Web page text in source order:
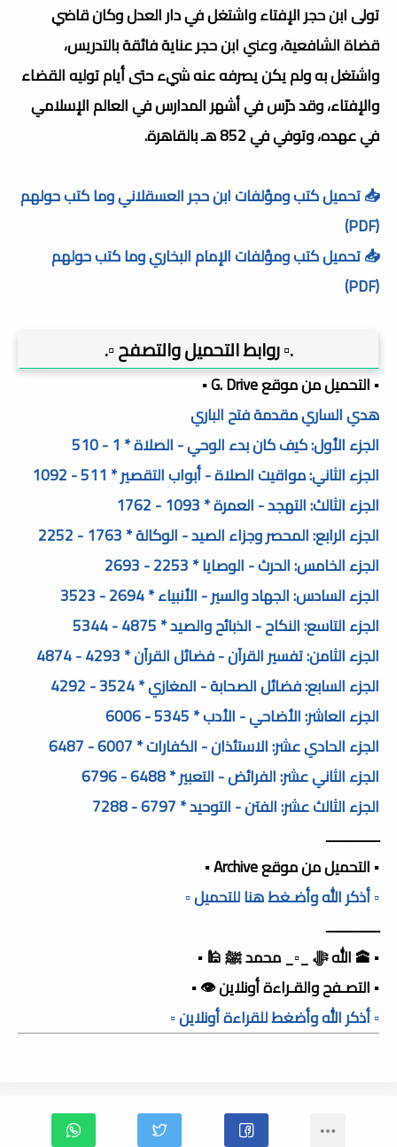
تولى ابن حجر الإفتاء واشتغل في دار العدل وكان قاضي
قضاة الشافعية، وعني ابن حجر عناية فائقة بالتدريس،
واشتغل به ولم يكن يصرفه عنه شيء حتى أيام توليه القضاء
والإفتاء، وقد درّس في أشهر المدارس في العالم الإسلامي
في عهده، وتوفي في 852 هـ بالقاهرة.
📥 تحميل كتب ومؤلفات ابن حجر العسقلاني وما كتب حولهم
(PDF)
📥 تحميل كتب ومؤلفات الإمام البخاري وما كتب حولهم
(PDF)
.▫️ روابط التحميل والتصفح ▫️.
▪️ التحميل من موقع G. Drive ▪️
هدي الساري مقدمة فتح الباري
الجزء الأول: كيف كان بدء الوحي - الصلاة * 1 - 510
الجزء الثاني: مواقيت الصلاة - أبواب التقصير * 511 - 1092
الجزء الثالث: التهجد - العمرة * 1093 - 1762
الجزء الرابع: المحصر وجزاء الصيد - الوكالة * 1763 - 2252
الجزء الخامس: الحرث - الوصايا * 2253 - 2693
الجزء السادس: الجهاد والسير - الأنبياء * 2694 - 3523
الجزء التاسع: النكاح - الذبائح والصيد * 4875 - 5344
الجزء الثامن: تفسير القرآن - فضائل القرآن * 4293 - 4874
الجزء السابع: فضائل الصحابة - المغازي * 3524 - 4292
الجزء العاشر: الأضاحي - الأدب * 5345 - 6006
الجزء الحادي عشر: الاستئذان - الكفارات * 6007 - 6487
الجزء الثاني عشر: الفرائض - التعبير * 6488 - 6796
الجزء الثالث عشر: الفتن - التوحيد * 6797 - 7288
ـــــــــــــــ
▪️ التحميل من موقع Archive ▪️
▫️ أذكر الله وأضـغط هنا للتحميل ▫️
ـــــــــــــــ
▪️ 🕋 الله ﷻ _▫️_ محمد ﷺ 🕌 ▪️
▪️ التصـفح والقـراءة أونلاين 👁️ ▪️
▫️ أذكر الله وأضغط للقراءة أونلاين ▫️